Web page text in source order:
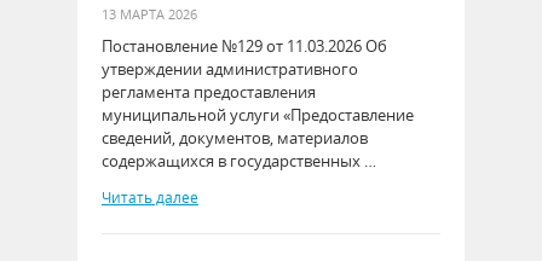
13 МАРТА 2026
Постановление №129 от 11.03.2026 Об
утверждении административного
регламента предоставления
муниципальной услуги «Предоставление
сведений, документов, материалов
содержащихся в государственных …
Читать далее